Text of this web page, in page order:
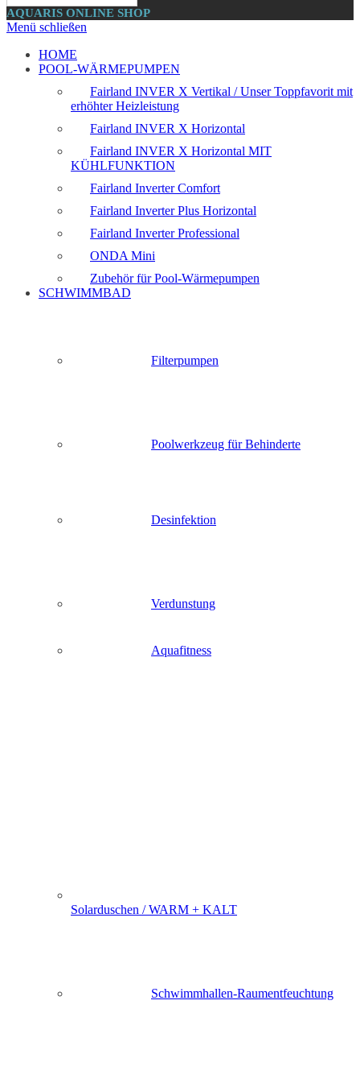
AQUARIS ONLINE SHOP
Menü schließen
HOME
POOL-WÄRMEPUMPEN
Fairland INVER X Vertikal / Unser Toppfavorit mit
erhöhter Heizleistung
Fairland INVER X Horizontal
Fairland INVER X Horizontal MIT
KÜHLFUNKTION
Fairland Inverter Comfort
Fairland Inverter Plus Horizontal
Fairland Inverter Professional
ONDA Mini
Zubehör für Pool-Wärmepumpen
SCHWIMMBAD
Filterpumpen
Poolwerkzeug für Behinderte
Desinfektion
Verdunstung
Aquafitness
Solarduschen / WARM + KALT
Schwimmhallen-Raumentfeuchtung